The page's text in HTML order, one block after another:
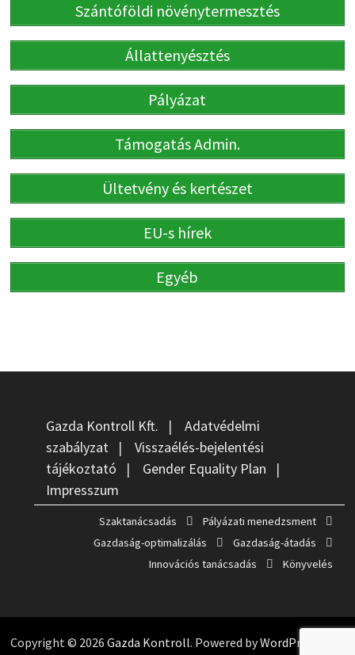
Szántóföldi növénytermesztés
Állattenyésztés
Pályázat
Támogatás Admin.
Ültetvény és kertészet
EU-s hírek
Egyéb
Gazda Kontroll Kft. | Adatvédelmi
szabályzat| Visszaélés-bejelentési
tájékoztató | Gender Equality Plan |
Impresszum
Szaktanácsadás
Pályázati menedzsment
Gazdaság-optimalizálás
Gazdaság-átadás
Innovációs tanácsadás
Könyvelés
Copyright © 2026 Gazda Kontroll. Powered byWordPress